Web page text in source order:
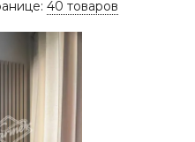
40 товаров